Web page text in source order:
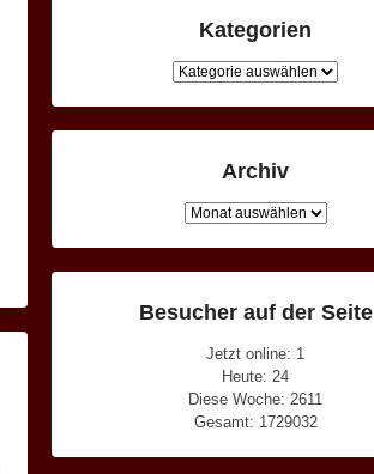
Kategorien
Kategorien
Archiv
Archiv
Besucher auf der Seite
Jetzt online: 1
Heute: 24
Diese Woche: 2611
Gesamt: 1729032